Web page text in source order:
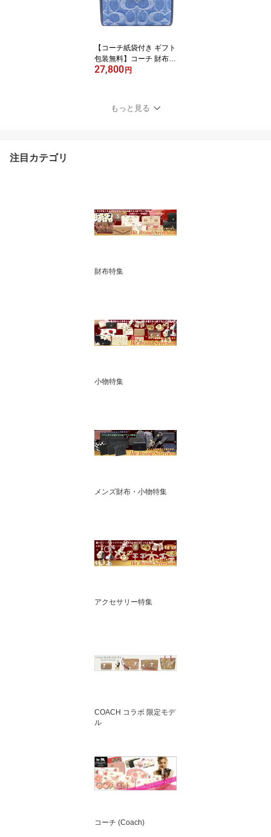
定モデル】【COACH コ
ーチ】【サイフ さいふ】
【楽ギフ_包装】【コン
す楽】
【コーチ紙袋付き ギフト
包装無料】コーチ 財布 C
OACH デニム シグネチ
H【2026 新作 新品】【C
OACH コーチ】【サイフ
27,800 円
もっと見る
注目カテゴリ
財布特集
小物特集
メンズ財布・小物特集
アクセサリー特集
COACH コラボ 限定モデ
ル
コーチ (Coach)